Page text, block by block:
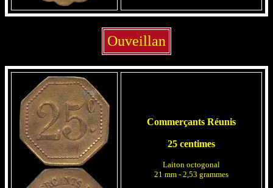
Ouveillan
Commerçants Réunis
25 centimes
Laiton octogonal
21 mm - 2,53 grammes